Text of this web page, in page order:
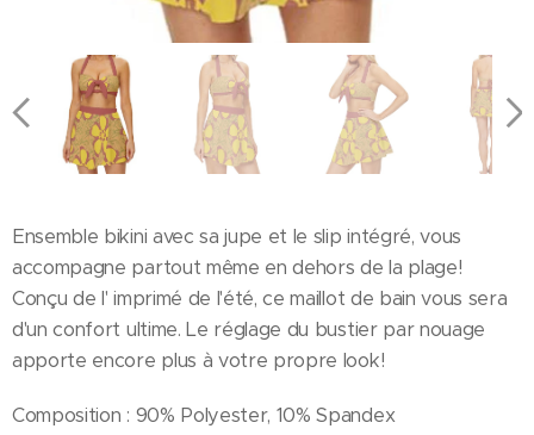
OIBLE EN GRANDE TAILLE
Ensemble bikini avec sa jupe et le slip intégré, vous
accompagne partout même en dehors de la plage!
Conçu de l' imprimé de l'été, ce maillot de bain vous sera
d'un confort ultime. Le réglage du bustier par nouage
apporte encore plus à votre propre look!
Composition : 90% Polyester, 10% Spandex